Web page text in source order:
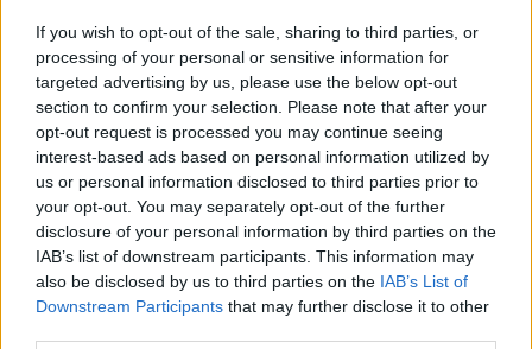
If you wish to opt-out of the sale, sharing to third parties, or
processing of your personal or sensitive information for
targeted advertising by us, please use the below opt-out
section to confirm your selection. Please note that after your
opt-out request is processed you may continue seeing
interest-based ads based on personal information utilized by
us or personal information disclosed to third parties prior to
your opt-out. You may separately opt-out of the further
disclosure of your personal information by third parties on the
IAB’s list of downstream participants. This information may
also be disclosed by us to third parties on the IAB’s List of
Downstream Participants that may further disclose it to other
3ο ΓΕΛ Καλαμάτας: Επιμόρφωση
εκπαιδευτικών για τη διαφορετικότητα και
τον σχολικό εκφοβισμό
05/08/2026 18:04